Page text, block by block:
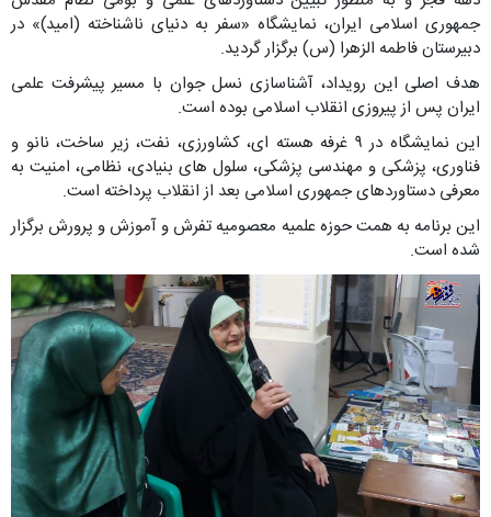
جمهوری اسلامی ایران، نمایشگاه «سفر به دنیای ناشناخته (امید)» در
دبیرستان فاطمه الزهرا (س) برگزار گردید.
هدف اصلی این رویداد، آشناسازی نسل جوان با مسیر پیشرفت علمی
ایران پس از پیروزی انقلاب اسلامی بوده است.
این نمایشگاه در ۹ غرفه هسته ای، کشاورزی، نفت، زیر ساخت، نانو و
فناوری، پزشکی و مهندسی پزشکی، سلول های بنیادی، نظامی، امنیت به
معرفی دستاوردهای جمهوری اسلامی بعد از انقلاب پرداخته است.
این برنامه به همت حوزه علمیه معصومیه تفرش و آموزش و پرورش برگزار
شده است.